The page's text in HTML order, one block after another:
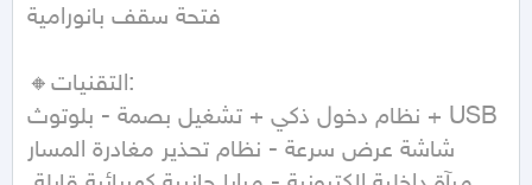
فتحة سقف بانورامية
🔸التقنيات:
نظام دخول ذكي + تشغيل بصمة - بلوتوث + USB
شاشة عرض سرعة - نظام تحذير مغادرة المسار